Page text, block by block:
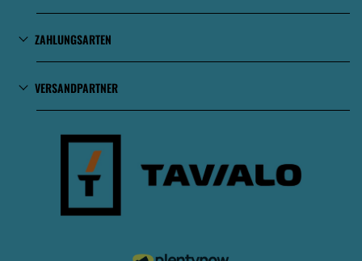
ZAHLUNGSARTEN
VERSANDPARTNER